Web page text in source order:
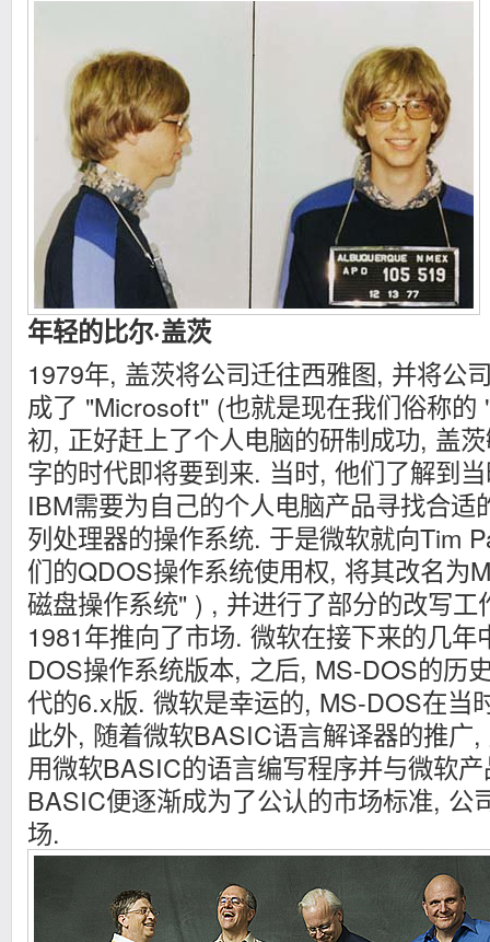
年轻的比尔·盖茨
1979年, 盖茨将公司迁往西雅图, 并将公
成了 "Microsoft" (也就是现在我们俗称的
初, 正好赶上了个人电脑的研制成功, 盖
字的时代即将要到来. 当时, 他们了解到
IBM需要为自己的个人电脑产品寻找合适
列处理器的操作系统. 于是微软就向Tim
们的QDOS操作系统使用权, 将其改名为
磁盘操作系统" ) , 并进行了部分的改写
1981年推向了市场. 微软在接下来的几年
DOS操作系统版本, 之后, MS-DOS的历
代的6.x版. 微软是幸运的, MS-DOS在当
此外, 随着微软BASIC语言解译器的推广
用微软BASIC的语言编写程序并与微软
BASIC便逐渐成为了公认的市场标准, 公
场.